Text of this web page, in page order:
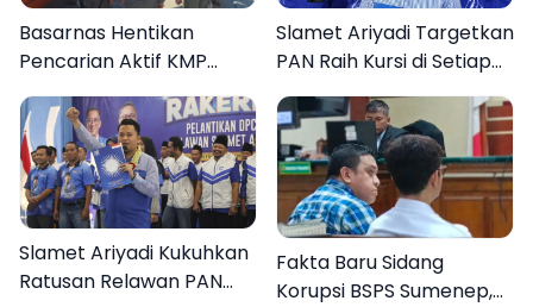
Basarnas Hentikan
Pencarian Aktif KMP
Mutiara Sentosa II, Empat
Orang Masih Hilang
Slamet Ariyadi Targetkan
PAN Raih Kursi di Setiap
Dapil Sumenep pada
2029
Slamet Ariyadi Kukuhkan
Ratusan Relawan PAN
Fakta Baru Sidang
Korupsi BSPS Sumenep,